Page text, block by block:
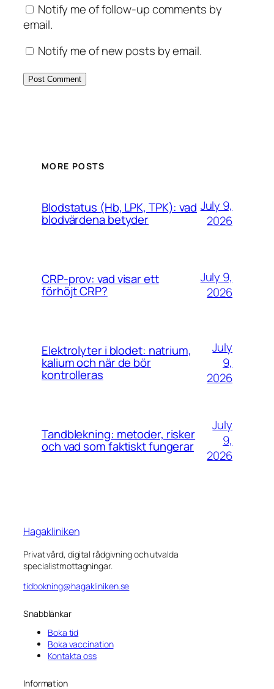
Notify me of follow-up comments by
email.
Notify me of new posts by email.
MORE POSTS
Blodstatus (Hb, LPK, TPK): vad
blodvärdena betyder
July 9,
2026
CRP-prov: vad visar ett
förhöjt CRP?
July 9,
2026
Elektrolyter i blodet: natrium,
kalium och när de bör
kontrolleras
July
9,
2026
Tandblekning: metoder, risker
och vad som faktiskt fungerar
July
9,
2026
Hagakliniken
Privat vård, digital rådgivning och utvalda
specialistmottagningar.
tidbokning@hagakliniken.se
Snabblänkar
Boka tid
Boka vaccination
Kontakta oss
Information